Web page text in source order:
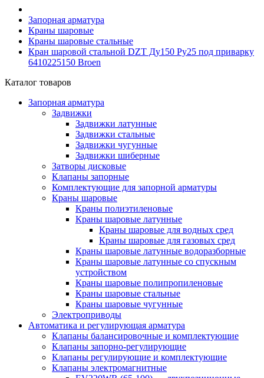
Запорная арматура
Краны шаровые
Краны шаровые стальные
Кран шаровой стальной DZT Ду150 Ру25 под приварку
6410225150 Broen
Каталог товаров
Запорная арматура
Задвижки
Задвижки латунные
Задвижки стальные
Задвижки чугунные
Задвижки шиберные
Затворы дисковые
Клапаны запорные
Комплектующие для запорной арматуры
Краны шаровые
Краны полиэтиленовые
Краны шаровые латунные
Краны шаровые для водных сред
Краны шаровые для газовых сред
Краны шаровые латунные водоразборные
Краны шаровые латунные со спускным
устройством
Краны шаровые полипропиленовые
Краны шаровые стальные
Краны шаровые чугунные
Электроприводы
Автоматика и регулирующая арматура
Клапаны балансировочные и комплектующие
Клапаны запорно-регулирующие
Клапаны регулирующие и комплектующие
Клапаны электромагнитные